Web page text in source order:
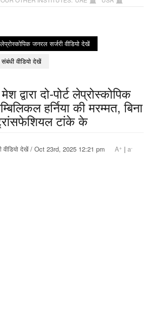
लेप्रोस्कोपिक जनरल सर्जरी वीडियो देखें
वीडियो देखें
द्वारा दो-पोर्ट लेप्रोस्कोपिक
हर्निया की मरम्मत, बिना
टांके के
वीडियो देखें / Oct 23rd, 2025 12:21 pm A+ | a-